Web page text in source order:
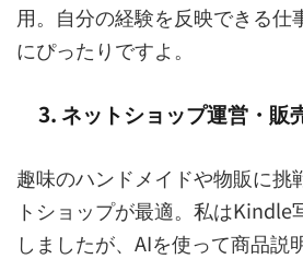
用。自分の経験を反映できる仕
にぴったりですよ。
3. ネットショップ運営・販
趣味のハンドメイドや物販に挑
トショップが最適。私はKindle
しましたが、AIを使って商品説